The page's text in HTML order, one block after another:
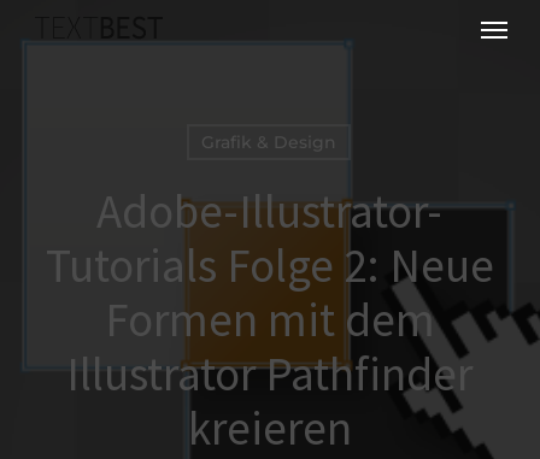
Menu
Grafik & Design
Adobe-Illustrator-
Tutorials Folge 2: Neue
Formen mit dem
Illustrator Pathfinder
kreieren